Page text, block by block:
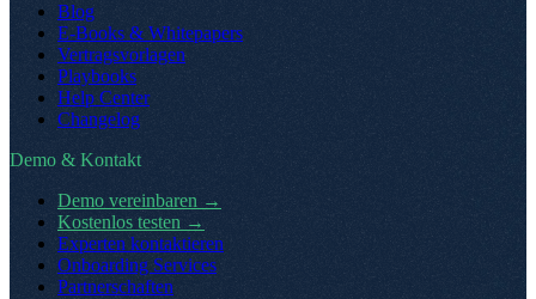
Blog
E-Books & Whitepapers
Vertragsvorlagen
Playbooks
Help Center
Changelog
Demo & Kontakt
Demo vereinbaren →
Kostenlos testen →
Experten kontaktieren
Onboarding Services
Partnerschaften